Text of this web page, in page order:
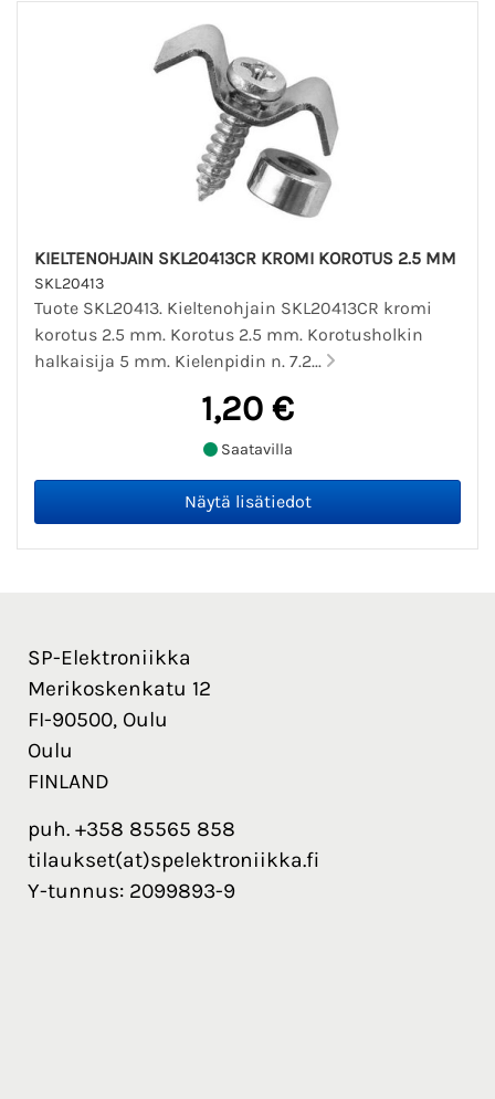
KIELTENOHJAIN SKL20413CR KROMI KOROTUS 2.5 MM
SKL20413
Tuote SKL20413. Kieltenohjain SKL20413CR kromi
korotus 2.5 mm. Korotus 2.5 mm. Korotusholkin
halkaisija 5 mm. Kielenpidin n. 7.2...
1,20 €
Saatavilla
SP-Elektroniikka
Merikoskenkatu 12
FI-90500, Oulu
Oulu
FINLAND
puh. +358 85565 858
tilaukset(at)spelektroniikka.fi
Y-tunnus: 2099893-9